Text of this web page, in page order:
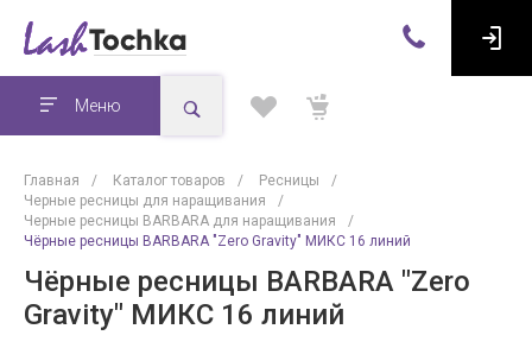
Меню
Главная / Каталог товаров / Ресницы
/
Черные ресницы для наращивания
/
Черные ресницы BARBARA для наращивания
/
Чёрные ресницы BARBARA "Zero Gravity" МИКС 16 линий
Чёрные ресницы BARBARA "Zero
Gravity" МИКС 16 линий